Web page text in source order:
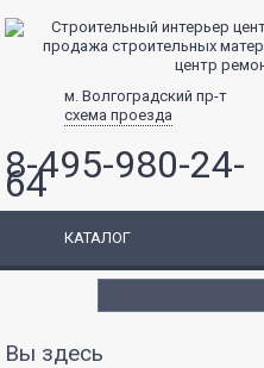
центр
м. Волгоградский пр-т
схема проезда
8-495-980-24-
64
КАТАЛОГ
Вы здесь